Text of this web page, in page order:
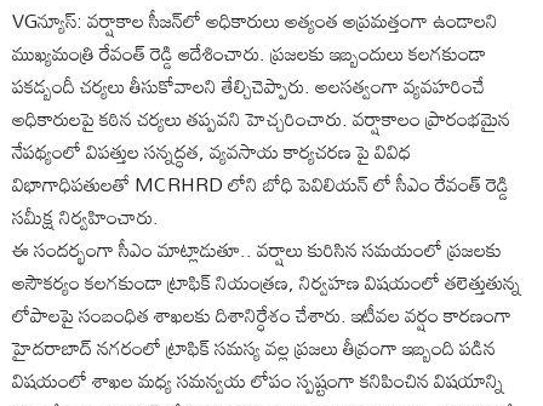
VGన్యూస్: వర్షాకాల సీజన్‌లో అధికారులు అత్యంత అప్రమత్తంగా ఉండాలని
ముఖ్యమంత్రి రేవంత్ రెడ్డి ఆదేశించారు. ప్రజలకు ఇబ్బందులు కలగకుండా
పకడ్బందీ చర్యలు తీసుకోవాలని తేల్చిచెప్పారు. అలసత్వంగా వ్యవహరించే
అధికారులపై కఠిన చర్యలు తప్పవని హెచ్చరించారు. వర్షాకాలం ప్రారంభమైన
నేపథ్యంలో విపత్తుల సన్నద్ధత, వ్యవసాయ కార్యచరణ పై వివిధ
విభాగాధిపతులతో MCRHRD లోని బోధి పెవిలియన్ లో సీఎం రేవంత్ రెడ్డి
సమీక్ష నిర్వహించారు.
ఈ సందర్భంగా సీఎం మాట్లాడుతూ.. వర్షాలు కురిసిన సమయంలో ప్రజలకు
అసౌకర్యం కలగకుండా ట్రాఫిక్ నియంత్రణ, నిర్వహణ విషయంలో తలెత్తుతున్న
లోపాలపై సంబంధిత శాఖలకు దిశానిర్ధేశం చేశారు. ఇటీవల వర్షం కారణంగా
హైదరాబాద్ నగరంలో ట్రాఫిక్ సమస్య వల్ల ప్రజలు తీవ్రంగా ఇబ్బంది పడిన
విషయంలో శాఖల మధ్య సమన్వయ లోపం స్పష్టంగా కనిపించిన విషయాన్ని